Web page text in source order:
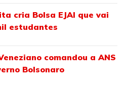
cria Bolsa EJAI que vai
estudantes
comandou a ANS
Bolsonaro